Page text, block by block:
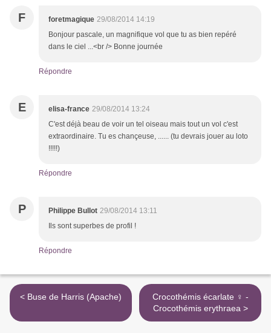
F foretmagique 29/08/2014 14:19
Bonjour pascale, un magnifique vol que tu as bien repéré
dans le ciel ...<br /> Bonne journée
Répondre
E elisa-france 29/08/2014 13:24
C'est déjà beau de voir un tel oiseau mais tout un vol c'est
extraordinaire. Tu es chançeuse, ...... (tu devrais jouer au loto
!!!!!)
Répondre
P Philippe Bullot 29/08/2014 13:11
Ils sont superbes de profil !
Répondre
< Buse de Harris (Apache)
Crocothémis écarlate ♀ -
Crocothémis erythraea >